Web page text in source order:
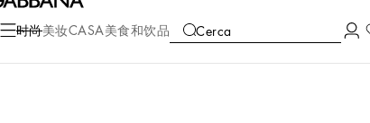
时尚美妆CASA 美食和饮品 Cerca
COLLECTIONS